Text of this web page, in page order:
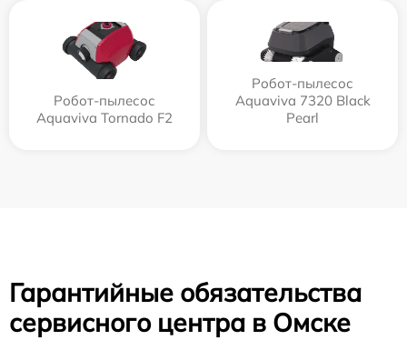
Робот-пылесос
Aquaviva Tornado F2
Робот-пылесос
Aquaviva 7320 Black
Pearl
Гарантийные обязательства
сервисного центра в Омске